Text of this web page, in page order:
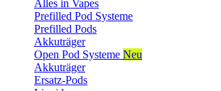
Alles in Vapes
Prefilled Pod Systeme
Prefilled Pods
Akkuträger
Open Pod Systeme Neu
Akkuträger
Ersatz-Pods